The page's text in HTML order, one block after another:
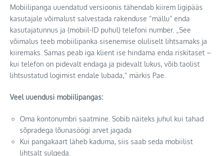
Mobiilipanga uuendatud versioonis tähendab kiirem ligipääs
kasutajale võimalust salvestada rakenduse “mällu” enda
kasutajatunnus ja (mobiil-ID puhul) telefoni number. „See
võimalus teeb mobiilipanka sisenemise oluliselt lihtsamaks ja
kiiremaks. Samas peab iga klient ise hindama enda riskitaset –
kui telefon on pidevalt endaga ja pidevalt lukus, võib taolist
lihtsustatud logimist endale lubada,“ märkis Pae.
Veel uuendusi mobiilipangas:
Oma kontonumbri saatmine. Sobib näiteks juhul kui tahad
sõpradega lõunasöögi arvet jagada
Kui pangakaart läheb kaduma, siis saab seda mobiilist
lihtsalt sulgeda.